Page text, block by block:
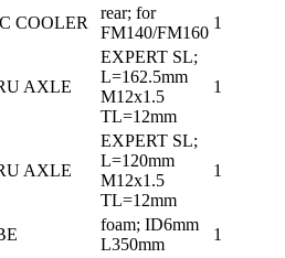
COOLER
rear; for
FM140/FM160
1
AXLE
EXPERT SL;
L=162.5mm
M12x1.5
TL=12mm
1
AXLE
EXPERT SL;
L=120mm
M12x1.5
TL=12mm
1
foam; ID6mm
L350mm
1